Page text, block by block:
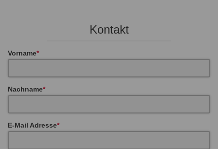
Kontakt
Vorname
Nachname
E-Mail Adresse